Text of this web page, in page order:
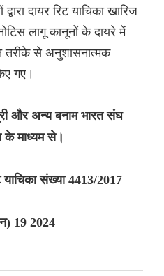
दायर रिट याचिका खारिज
लागू कानूनों के दायरे में
तरीके से अनुशासनात्मक
गए।
और अन्य बनाम भारत संघ
के माध्यम से।
संख्या 4413/2017
19 2024